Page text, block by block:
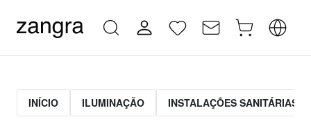
INÍCIO ILUMINAÇÃO INSTALAÇÕES SANITÁRIAS